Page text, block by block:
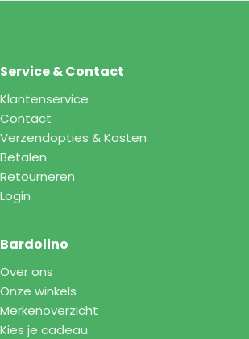
Service & Contact
Klantenservice
Contact
Verzendopties & Kosten
Betalen
Retourneren
Login
Bardolino
Over ons
Onze winkels
Merkenoverzicht
Kies je cadeau